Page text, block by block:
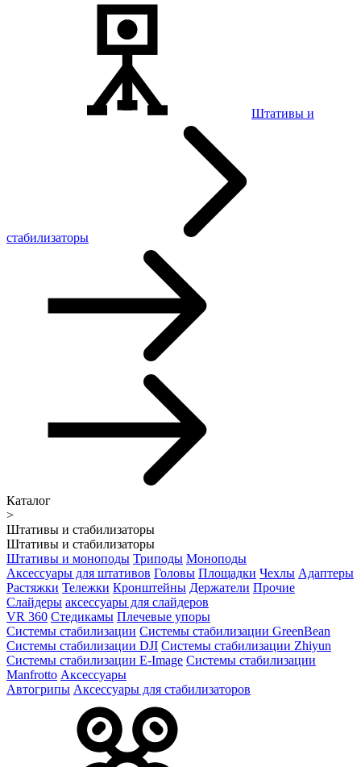
Штативы и
стабилизаторы
Каталог
>
Штативы и стабилизаторы
Штативы и стабилизаторы
Штативы и моноподы Триподы Моноподы
Аксессуары для штативов Головы Площадки Чехлы Адаптеры
Растяжки Тележки Кронштейны Держатели Прочие
Слайдеры аксессуары для слайдеров
VR 360 Стедикамы Плечевые упоры
Системы стабилизации Системы стабилизации GreenBean
Системы стабилизации DJI Системы стабилизации Zhiyun
Системы стабилизации E-Image Системы стабилизации
Manfrotto Аксессуары
Автогрипы Аксессуары для стабилизаторов